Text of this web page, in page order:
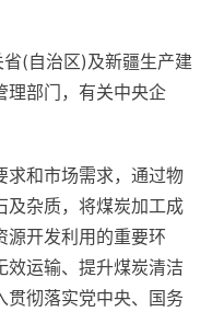
(自治区)及新疆生产建
理部门，有关中央企
求和市场需求，通过物
及杂质，将煤炭加工成
源开发利用的重要环
效运输、提升煤炭清洁
贯彻落实党中央、国务